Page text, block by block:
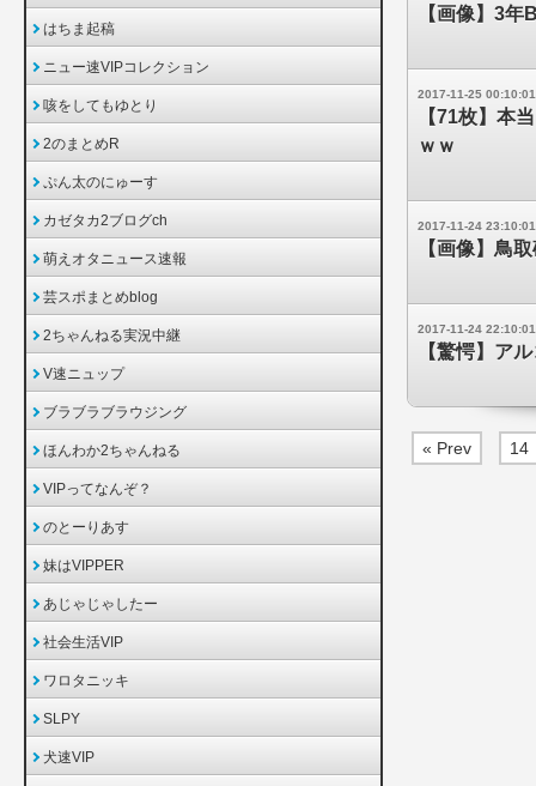
【画像】3
2017-11-25 00:10:01
【71枚】本
ｗｗ
2017-11-24 23:10:01
【画像】鳥
2017-11-24 22:10:01
【驚愕】ア
« Prev 14
はちま起稿
ニュー速VIPコレクション
咳をしてもゆとり
2のまとめR
ぷん太のにゅーす
カゼタカ2ブログch
萌えオタニュース速報
芸スポまとめblog
2ちゃんねる実況中継
V速ニュップ
ブラブラブラウジング
ほんわか2ちゃんねる
VIPってなんぞ？
のとーりあす
妹はVIPPER
あじゃじゃしたー
社会生活VIP
ワロタニッキ
SLPY
犬速VIP